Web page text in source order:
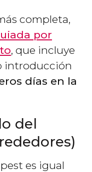
completa,
por
, que incluye
introducción
días en la
del
es igual